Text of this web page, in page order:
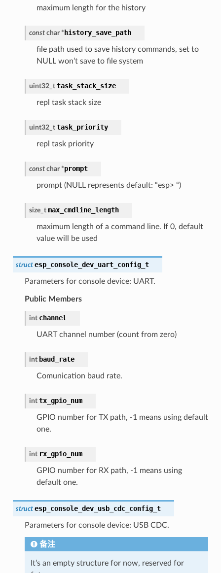
maximum length for the history
const char * history_save_path
file path used to save history commands, set to
NULL won’t save to file system
uint32_t task_stack_size
repl task stack size
uint32_t task_priority
repl task priority
const char *prompt
prompt (NULL represents default: “esp> “)
size_t max_cmdline_length
maximum length of a command line. If 0, default
value will be used
struct esp_console_dev_uart_config_t
Parameters for console device: UART.
Public Members
int channel
UART channel number (count from zero)
int baud_rate
Comunication baud rate.
int tx_gpio_num
GPIO number for TX path, -1 means using default
one.
int rx_gpio_num
GPIO number for RX path, -1 means using
default one.
struct esp_console_dev_usb_cdc_config_t
Parameters for console device: USB CDC.
备注
It’s an empty structure for now, reserved for